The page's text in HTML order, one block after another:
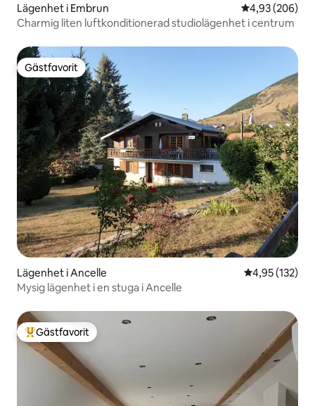
Lägenhet i Embrun 4,93 av 5 i
4,93 (206)
Charmig liten luftkonditionerad studiolägenhet i centrum
Gästfavorit
Gästfavorit
Lägenhet i Ancelle 4,95 av 5 i
4,95 (132)
Mysig lägenhet i en stuga i Ancelle
Populär gästfavorit
Gästfavorit